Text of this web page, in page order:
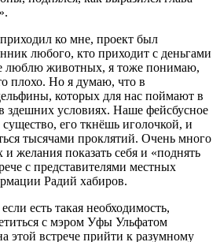
ко мне, проект был
любого, кто приходит с деньгами
люблю животных, я тоже понимаю,
плохо. Но я думаю, что в
которых для нас поймают в
здешних условиях. Наше фейсбусное
его ткнёшь иголочкой, и
тысячами проклятий. Очень много
желания показать себя и «поднять
с представителями местных
Радий хабиров.
есть такая необходимость,
с мэром Уфы Ульфатом
встрече прийти к разумному